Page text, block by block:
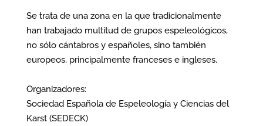
Se trata de una zona en la que tradicionalmente
han trabajado multitud de grupos espeleológicos,
no sólo cántabros y españoles, sino también
europeos, principalmente franceses e ingleses.
Organizadores:
Sociedad Española de Espeleología y Ciencias del
Karst (SEDECK)